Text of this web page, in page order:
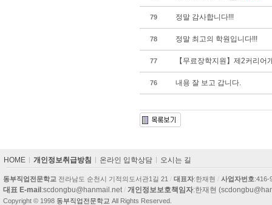
79 정말 감사합니다!!!
78 정말 최고의 학원입니다!!!
77 【무료장학지원】제2커리어
76 내용 잘 보고 갑니다.
HOME 개인정보취급방침 온라인 입학상담 오시는 길
라
이
트
동부직업전문학교 전라남도 순천시 기적의도서관1길 21 / 대표자:한재현 / 사업자번호:416-
대표 E-mail :scdongbu@hanmail.net/ 개인정보보호책임자:한재현
Copyright © 1998 동부직업전문학교 All Rights Reserved.